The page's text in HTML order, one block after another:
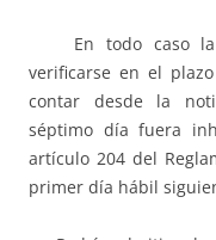
En todo caso la
verificarse en el
contar desde la
séptimo día fuera
artículo 204 del
primer día hábil